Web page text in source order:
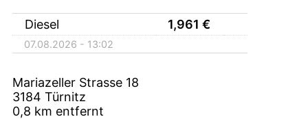
Diesel 1,961 €
07.08.2026 - 13:02
Mariazeller Strasse 18
3184 Türnitz
0,8 km entfernt